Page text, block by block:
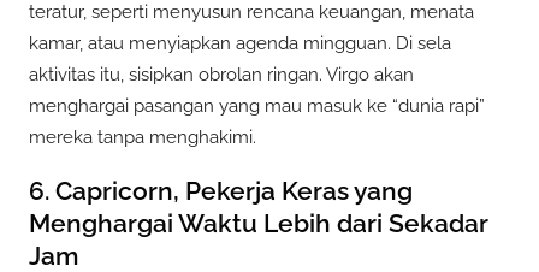
teratur, seperti menyusun rencana keuangan, menata
kamar, atau menyiapkan agenda mingguan. Di sela
aktivitas itu, sisipkan obrolan ringan. Virgo akan
menghargai pasangan yang mau masuk ke “dunia rapi”
mereka tanpa menghakimi.
6. Capricorn, Pekerja Keras yang
Menghargai Waktu Lebih dari Sekadar
Jam